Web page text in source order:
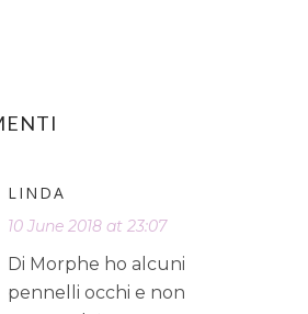
LINDA
10 June 2018 at 23:07
Di Morphe ho alcuni
pennelli occhi e non